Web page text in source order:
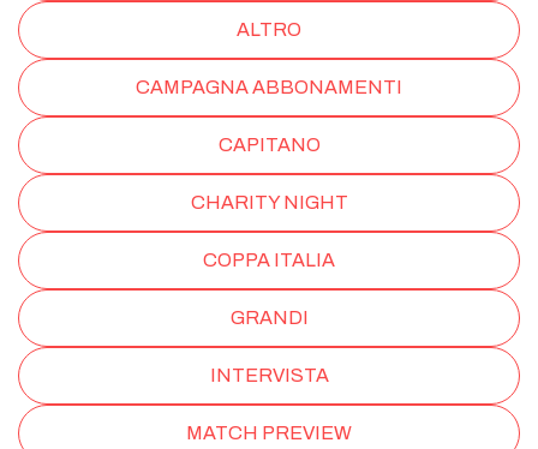
ALTRO
CAMPAGNA ABBONAMENTI
CAPITANO
CHARITY NIGHT
COPPA ITALIA
GRANDI
INTERVISTA
MATCH PREVIEW